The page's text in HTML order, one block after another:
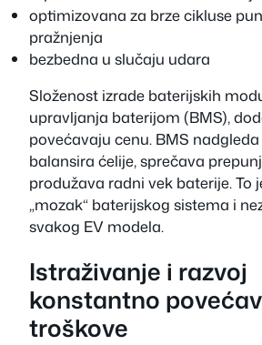
optimizovana za brze cikluse
pražnjenja
bezbedna u slučaju udara
Složenost izrade baterijskih
upravljanja baterijom (BMS),
povećavaju cenu. BMS
balansira ćelije, sprečava
produžava radni vek baterije. To
„mozak“ baterijskog sistema i
svakog EV modela.
Istraživanje i razvoj
konstantno
troškove